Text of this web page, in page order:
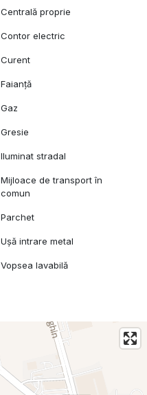
Centrală proprie
Contor electric
Curent
Faianță
Gaz
Gresie
Iluminat stradal
Mijloace de transport în
comun
Parchet
Ușă intrare metal
Vopsea lavabilă